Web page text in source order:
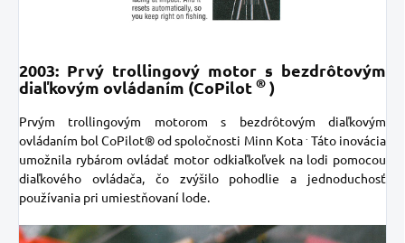
2003: Prvý trollingový motor s bezdrôtovým
diaľkovým ovládaním (CoPilot ® )
Prvým trollingovým motorom s bezdrôtovým diaľkovým
ovládaním bol CoPilot® od spoločnosti Minn Kota . Táto inovácia
umožnila rybárom ovládať motor odkiaľkoľvek na lodi pomocou
diaľkového ovládača, čo zvýšilo pohodlie a jednoduchosť
používania pri umiestňovaní lode.